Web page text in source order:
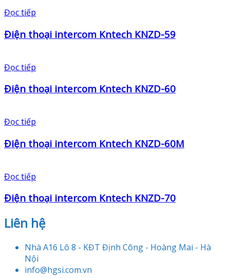
Đọc tiếp
Điện thoại intercom Kntech KNZD-59
Đọc tiếp
Điện thoại intercom Kntech KNZD-60
Đọc tiếp
Điện thoại intercom Kntech KNZD-60M
Đọc tiếp
Điện thoại intercom Kntech KNZD-70
Liên hệ
Nhà A16 Lô 8 - KĐT Định Công - Hoàng Mai - Hà
Nội
info@hgsi.com.vn